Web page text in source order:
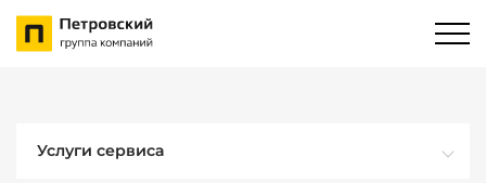
Услуги сервиса